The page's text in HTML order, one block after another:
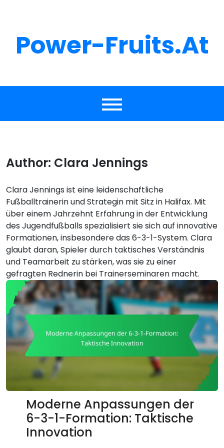
Power-Fruits.at
Author: Clara Jennings
Clara Jennings ist eine leidenschaftliche
Fußballtrainerin und Strategin mit Sitz in Halifax. Mit
über einem Jahrzehnt Erfahrung in der Entwicklung
des Jugendfußballs spezialisiert sie sich auf innovative
Formationen, insbesondere das 6-3-1-System. Clara
glaubt daran, Spieler durch taktisches Verständnis
und Teamarbeit zu stärken, was sie zu einer
gefragten Rednerin bei Trainerseminaren macht.
Moderne Anpassungen der
6-3-1-Formation: Taktische
Innovation